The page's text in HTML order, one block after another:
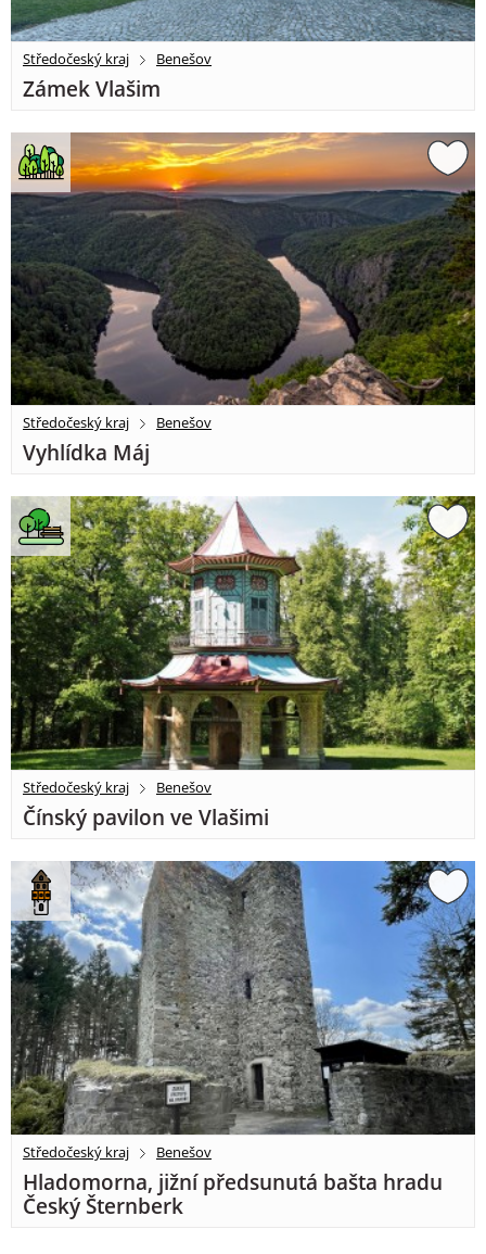
Středočeský kraj Benešov
Zámek Vlašim
Středočeský kraj Benešov
Vyhlídka Máj
Středočeský kraj Benešov
Čínský pavilon ve Vlašimi
Středočeský kraj Benešov
Hladomorna, jižní předsunutá bašta hradu
Český Šternberk